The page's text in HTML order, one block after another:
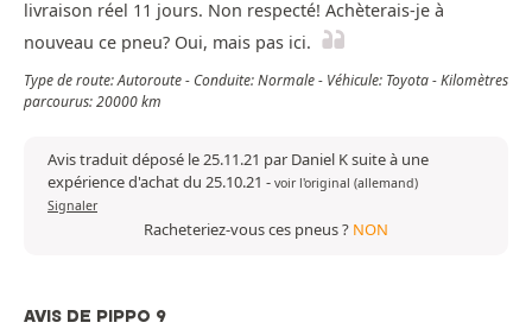
livraison réel 11 jours. Non respecté! Achèterais-je à
nouveau ce pneu? Oui, mais pas ici.
Type de route: Autoroute - Conduite: Normale - Véhicule: Toyota - Kilomètres
parcourus: 20000 km
Avis traduit déposé le 25.11.21 par Daniel K suite à une
expérience d'achat du 25.10.21 - voir l'original (allemand)
Signaler
Racheteriez-vous ces pneus ? NON
AVIS DE PIPPO 9